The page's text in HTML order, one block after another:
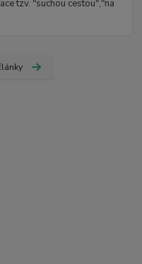
tzv. "suchou cestou","na